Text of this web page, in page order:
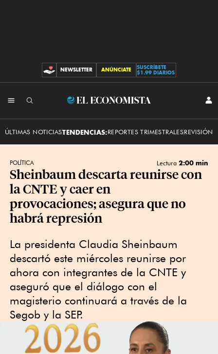
CONTRIBUCIONES
NEWSLETTER ANÚNCIATE
SUSCRÍBETE
$1.99 DIARIOS
El
ÚLTIMAS NOTICIASTENDENCIAS:REPORTES TRIMESTRALESREVISIÓN
POLÍTICA Lectura 2:00 min
Sheinbaum descarta reunirse con
la CNTE y caer en
provocaciones; asegura que no
habrá represión
La presidenta Claudia Sheinbaum
descartó este miércoles reunirse por
ahora con integrantes de la CNTE y
aseguró que el diálogo con el
magisterio continuará a través de la
Segob y la SEP.